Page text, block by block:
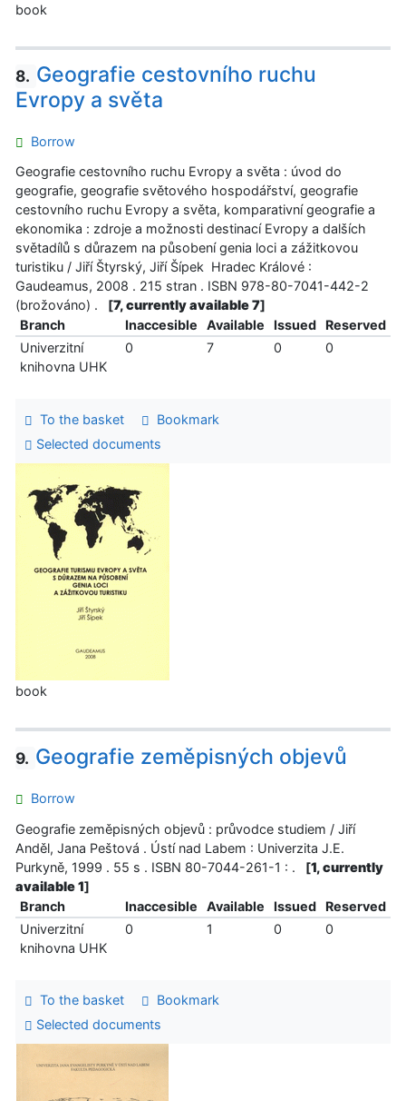
book
8. Geografie cestovního ruchu
Evropy a světa
Borrow
Geografie cestovního ruchu Evropy a světa : úvod do
geografie, geografie světového hospodářství, geografie
cestovního ruchu Evropy a světa, komparativní geografie a
ekonomika : zdroje a možnosti destinací Evropy a dalších
světadílů s důrazem na působení genia loci a zážitkovou
turistiku / Jiří Štyrský, Jiří Šípek Hradec Králové :
Gaudeamus, 2008 . 215 stran . ISBN 978-80-7041-442-2
(brožováno) .
[7, currently available 7]
Branch
Inaccesible Available Issued
Reserved
Univerzitní
knihovna UHK
0 7 0 0
To the basket
Bookmark
Selected documents
book
9. Geografie zeměpisných objevů
Borrow
Geografie zeměpisných objevů : průvodce studiem / Jiří
Anděl, Jana Peštová . Ústí nad Labem : Univerzita J.E.
Purkyně, 1999 . 55 s . ISBN 80-7044-261-1 : .
[1, currently
available 1]
Branch
Inaccesible Available Issued
Reserved
Univerzitní
knihovna UHK
0 1 0 0
To the basket
Bookmark
Selected documents